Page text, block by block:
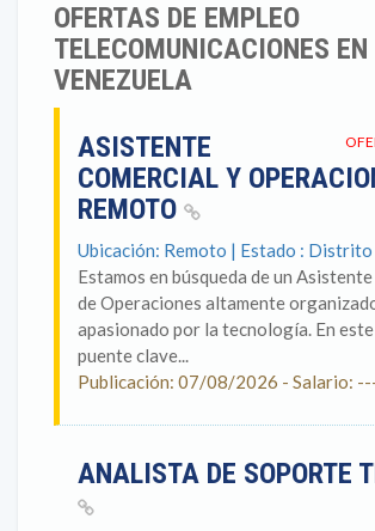
OFERTAS DE EMPLEO
TELECOMUNICACIONES EN
VENEZUELA
ASISTENTE
COMERCIAL Y
REMOTO
Ubicación: Remoto | Estado :
Estamos en búsqueda de un
de Operaciones altamente
apasionado por la tecnología. En
puente clave...
Publicación: 07/08/2026 - Salario:
ANALISTA DE SOPORTE